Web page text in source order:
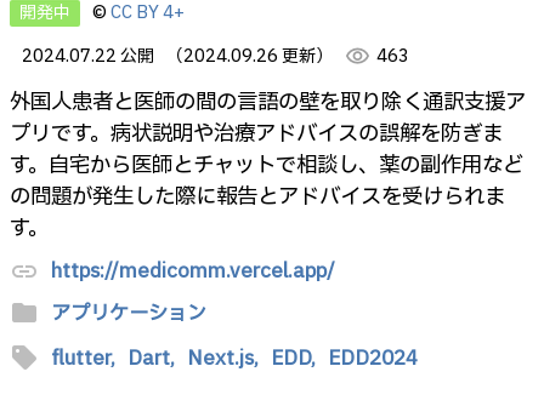
開発中 ©CC BY 4+
2024.07.22 公開
（2024.09.26 更新） visibility 463
外国人患者と医師の間の言語の壁を取り除く通訳支援ア
プリです。病状説明や治療アドバイスの誤解を防ぎま
す。自宅から医師とチャットで相談し、薬の副作用など
の問題が発生した際に報告とアドバイスを受けられま
す。
link https://medicomm.vercel.app/
folder アプリケーション
sell flutter, Dart, Next.js, EDD, EDD2024